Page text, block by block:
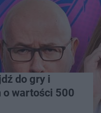
do gry i
o wartości 500